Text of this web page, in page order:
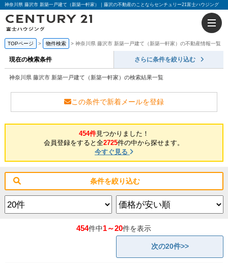
神奈川県 藤沢市 新築一戸建て（新築一軒家）｜藤沢の不動産のことならセンチュリー21富士ハウジング
TOPページ 物件検索 神奈川県 藤沢市 新築一戸建て（新築一軒家）の不動産情報一覧
現在の検索条件 さらに条件を絞り込む
神奈川県 藤沢市 新築一戸建て（新築一軒家）の検索結果一覧
この条件で新着メールを登録
454件見つかりました！
会員登録をすると全2725件の中から探せます。
今すぐ見る
条件を絞り込む
454件中1～20件を表示
次の20件>>